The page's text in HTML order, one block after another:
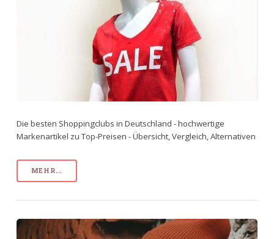
Die besten Shoppingclubs in Deutschland - hochwertige
Markenartikel zu Top-Preisen - Übersicht, Vergleich, Alternativen
MEHR...